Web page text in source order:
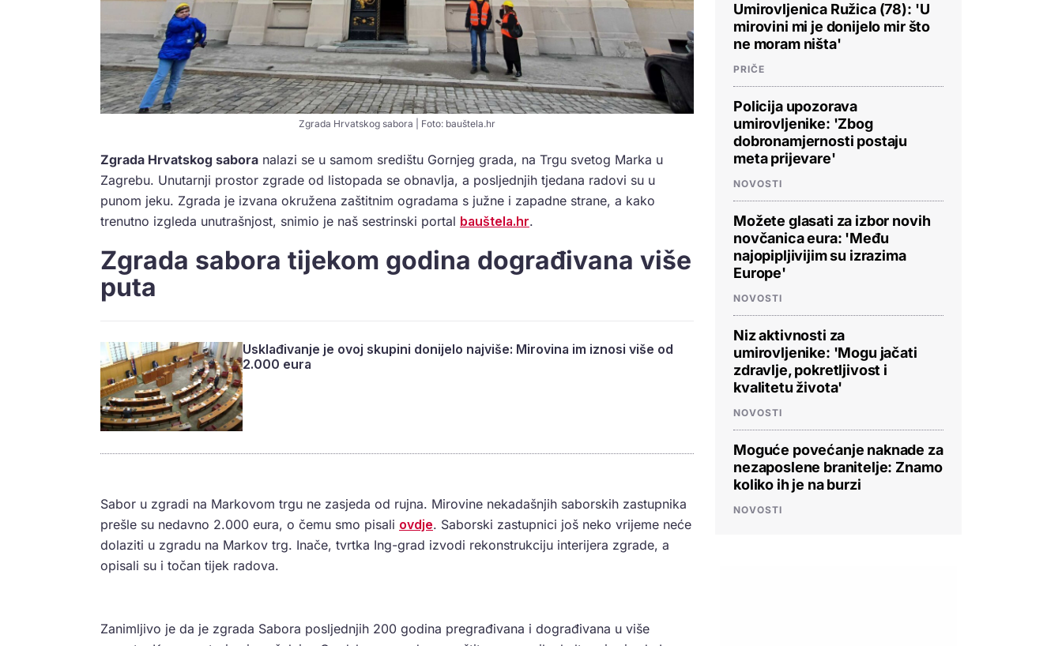
Zgrada Hrvatskog sabora | Foto: bauštela.hr
Zgrada Hrvatskog sabora nalazi se u samom središtu Gornjeg grada, na Trgu svetog Marka u
Zagrebu. Unutarnji prostor zgrade od listopada se obnavlja, a posljednjih tjedana radovi su u
punom jeku. Zgrada je izvana okružena zaštitnim ogradama s južne i zapadne strane, a kako
trenutno izgleda unutrašnjost, snimio je naš sestrinski portal bauštela.hr.
Zgrada sabora tijekom godina dograđivana više
puta
Usklađivanje je ovoj skupini donijelo najviše: Mirovina im iznosi više od
2.000 eura
Sabor u zgradi na Markovom trgu ne zasjeda od rujna. Mirovine nekadašnjih saborskih zastupnika
prešle su nedavno 2.000 eura, o čemu smo pisali ovdje. Saborski zastupnici još neko vrijeme neće
dolaziti u zgradu na Markov trg. Inače, tvrtka Ing-grad izvodi rekonstrukciju interijera zgrade, a
opisali su i točan tijek radova.
Zanimljivo je da je zgrada Sabora posljednjih 200 godina pregrađivana i dograđivana u više
Umirovljenica Ružica (78): 'U
mirovini mi je donijelo mir što
ne moram ništa'
PRIČE
Policija upozorava
umirovljenike: 'Zbog
dobronamjernosti postaju
meta prijevare'
NOVOSTI
Možete glasati za izbor novih
novčanica eura: 'Među
najopipljivijim su izrazima
Europe'
NOVOSTI
Niz aktivnosti za
umirovljenike: 'Mogu jačati
zdravlje, pokretljivost i
kvalitetu života'
NOVOSTI
Moguće povećanje naknade za
nezaposlene branitelje: Znamo
koliko ih je na burzi
NOVOSTI